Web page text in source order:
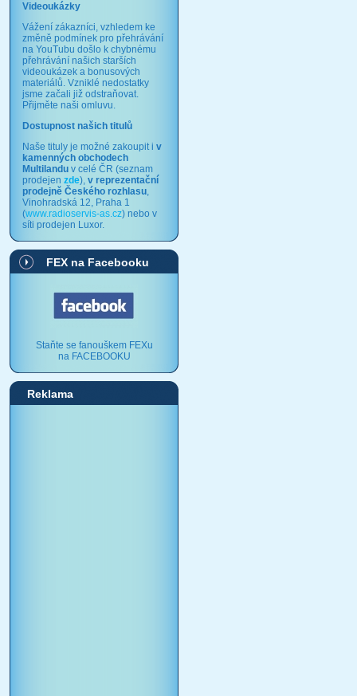
Videoukázky
Vážení zákazníci, vzhledem ke
změně podmínek pro přehrávání
na YouTubu došlo k chybnému
přehrávání našich starších
videoukázek a bonusových
materiálů. Vzniklé nedostatky
jsme začali již odstraňovat.
Přijměte naši omluvu.
Dostupnost našich titulů
Naše tituly je možné zakoupit i v
kamenných obchodech
Multilandu v celé ČR (seznam
prodejen zde), v reprezentační
prodejně Českého rozhlasu,
Vinohradská 12, Praha 1
(www.radioservis-as.cz) nebo v
síti prodejen Luxor.
FEX na Facebooku
Staňte se fanouškem FEXu
na FACEBOOKU
Reklama